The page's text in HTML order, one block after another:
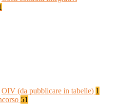
OIV (da pubblicare in tabelle) 1
51